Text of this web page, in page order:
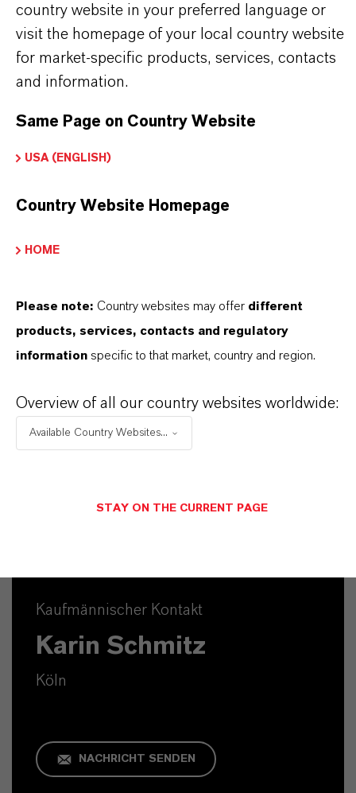
und einem tiefen Verständnis ihrer Märkte. Hier
finden Sie gleich elf überzeugende Gründe, warum
LANXESS der richtige Partner für Ihr Unternehmen
KUNDINNEN UND KUNDEN!
11 Gründe, warum LANXESS der richtige
Kaufmännischer Kontakt
Karin Schmitz
Köln
NACHRICHT SENDEN
country website in your preferred language or
visit the homepage of your local country website
for market-specific products, services, contacts
and information.
Same Page on Country Website
USA (ENGLISH)
Country Website Homepage
HOME
Please note: Country websites may offer different
products, services, contacts and regulatory
information specific to that market, country and region.
Overview of all our country websites worldwide:
Available Country Websites...
STAY ON THE CURRENT PAGE